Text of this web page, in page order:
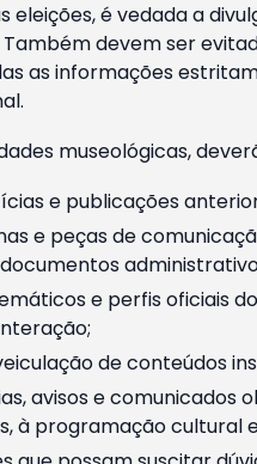
eleições, é vedada a
devem ser
as informações
museológicas,
e publicações
e peças de
e perfis oficiais
de conteúdos
avisos e comunicados
à programação cultural